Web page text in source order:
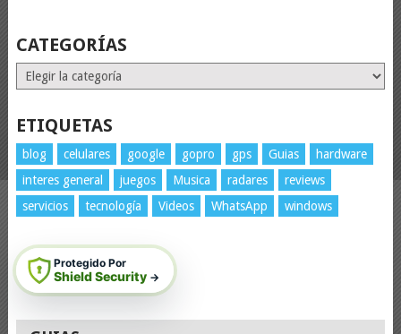
CATEGORÍAS
Categorías
ETIQUETAS
blog celulares google gopro gps Guias
hardware
interes general
juegos Musica radares
reviews
servicios
tecnología Videos WhatsApp windows
Protegido Por
Shield Security →